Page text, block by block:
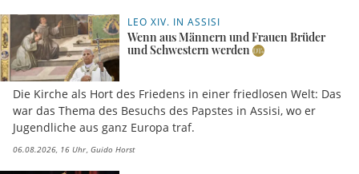
LEO XIV. IN ASSISI
Wenn aus Männern und Frauen Brüder
und Schwestern werden
Die Kirche als Hort des Friedens in einer friedlosen Welt: Das
war das Thema des Besuchs des Papstes in Assisi, wo er
Jugendliche aus ganz Europa traf.
06.08.2026, 16 Uhr Guido Horst